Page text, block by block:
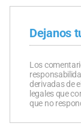
Dejanos
Los
derivadas de
legales que
que no